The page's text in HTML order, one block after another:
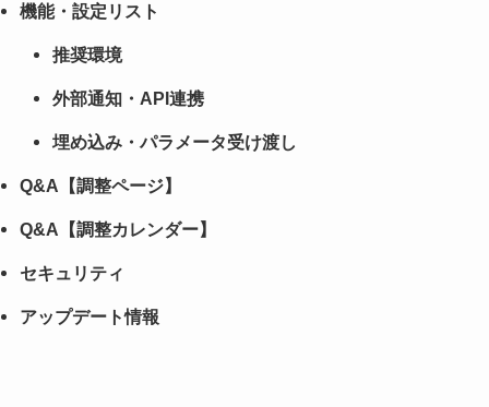
機能・設定リスト
推奨環境
外部通知・API連携
埋め込み・パラメータ受け渡し
Q&A【調整ページ】
Q&A【調整カレンダー】
セキュリティ
アップデート情報